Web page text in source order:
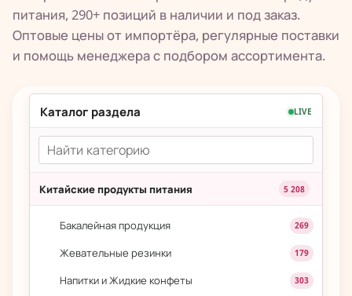
питания, 290+ позиций в наличии и под заказ.
Оптовые цены от импортёра, регулярные поставки
и помощь менеджера с подбором ассортимента.
Каталог раздела LIVE
Китайские продукты питания 5 208
Бакалейная продукция 269
Жевательные резинки 179
Напитки и Жидкие конфеты 303